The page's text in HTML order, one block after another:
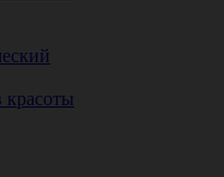
красоты